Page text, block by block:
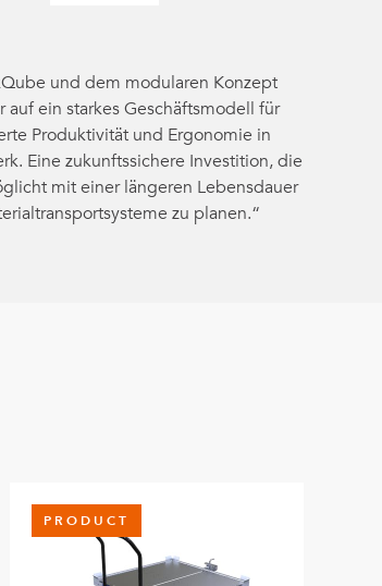
und dem modularen Konzept
auf ein starkes Geschäftsmodell für
Produktivität und Ergonomie in
Eine zukunftssichere Investition, die
mit einer längeren Lebensdauer
zu planen.“
PRODUCT